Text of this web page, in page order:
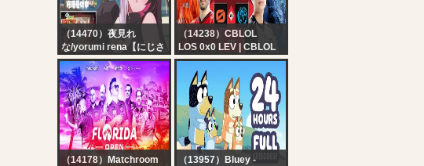
（14470）夜見れ
な/yorumi rena【にじさ
んじ所属】
【 リ・ストーリー: 思い
出修理屋 】#02 レトロ系
デバイス修理はじめまし
た。 【 にじさんじ / 夜見
れな 】
（14238）CBLOL
LOS 0x0 LEV | CBLOL
2026 - 2ª Etapa | Dia 6
(Md3)
（14178）Matchroom
（13957）Bluey -